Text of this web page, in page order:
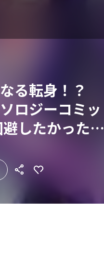
る転身！？
ロジーコミッ
したかっただ
転生したら溺
。～